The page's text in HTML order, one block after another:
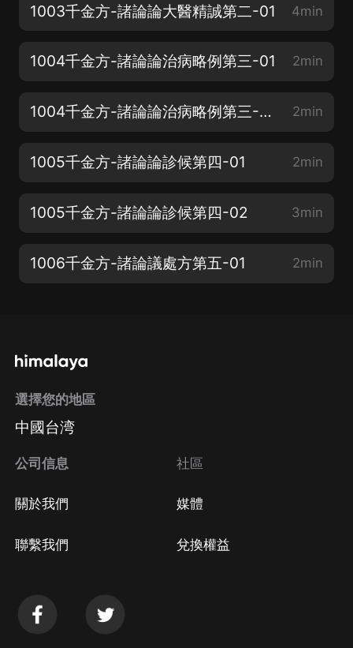
1003千金方-諸論論大醫精誠第二-01 4min
1004千金方-諸論論治病略例第三-01 2min
1004千金方-諸論論治病略例第三-02 2min
1005千金方-諸論論診候第四-01 2min
1005千金方-諸論論診候第四-02 3min
1006千金方-諸論議處方第五-01 2min
選擇您的地區
中國台湾
公司信息
關於我們
聯繫我們
社區
媒體
兌換權益